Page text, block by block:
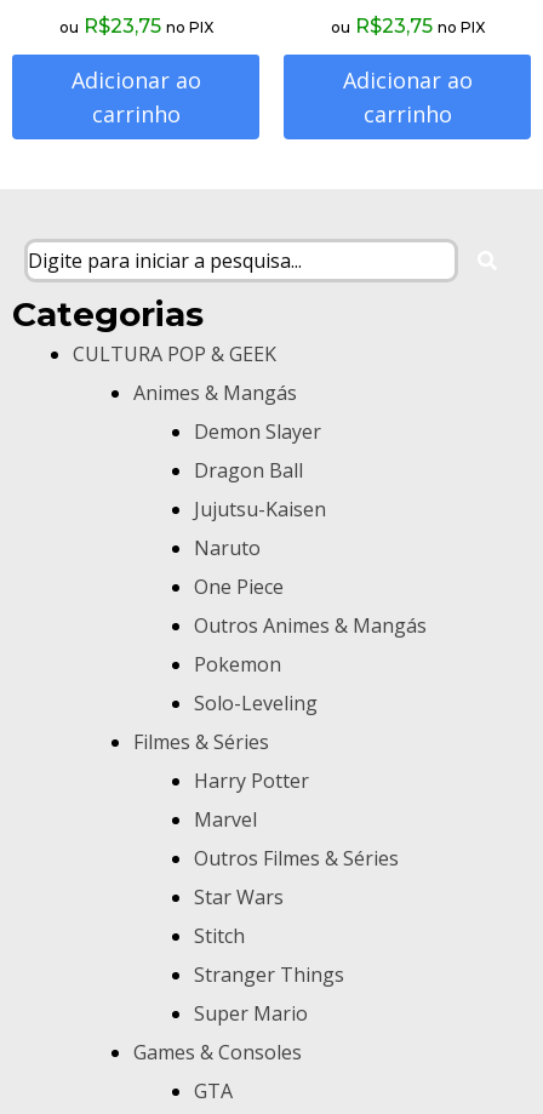
ou R$23,75 no PIX
Adicionar ao
carrinho
ou R$23,75 no PIX
Adicionar ao
carrinho
Categorias
CULTURA POP & GEEK
Animes & Mangás
Demon Slayer
Dragon Ball
Jujutsu-Kaisen
Naruto
One Piece
Outros Animes & Mangás
Pokemon
Solo-Leveling
Filmes & Séries
Harry Potter
Marvel
Outros Filmes & Séries
Star Wars
Stitch
Stranger Things
Super Mario
Games & Consoles
GTA